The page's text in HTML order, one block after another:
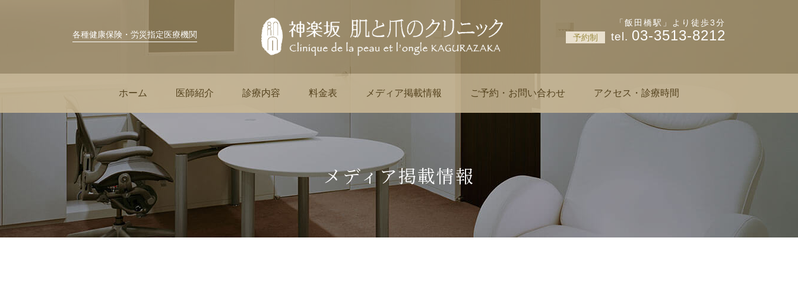
各種健康保険・労災指定医療機関
神楽坂 肌と爪のクリニック「飯田橋駅」より徒歩3分
予約制
03-3513-8212
ホーム 医師紹介 診療内容 料金表 メディア掲載情報 ご予約・お問い合わせ アクセス・診療時間
メディア掲載情報